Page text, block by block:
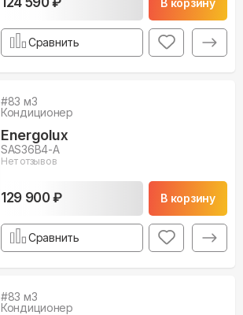
Сравнить
#83 м3
Кондиционер
Energolux
SAS36B4-A
Нет отзывов
129 900 ₽ В корзину
Сравнить
#83 м3
Кондиционер